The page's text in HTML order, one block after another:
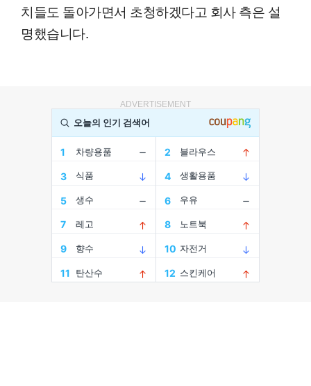
치들도 돌아가면서 초청하겠다고 회사 측은 설
명했습니다.
ADVERTISEMENT